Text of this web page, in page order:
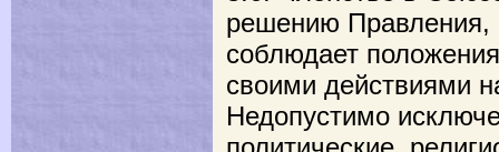
решению Правления,
соблюдает
своими действиями
Недопустимо